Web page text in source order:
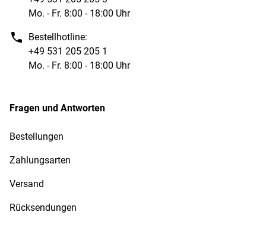
Mo. - Fr. 8:00 - 18:00 Uhr
Bestellhotline:
+49 531 205 205 1
Mo. - Fr. 8:00 - 18:00 Uhr
Fragen und Antworten
Bestellungen
Zahlungsarten
Versand
Rücksendungen